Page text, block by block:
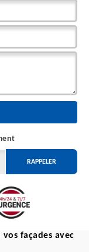
façades avec